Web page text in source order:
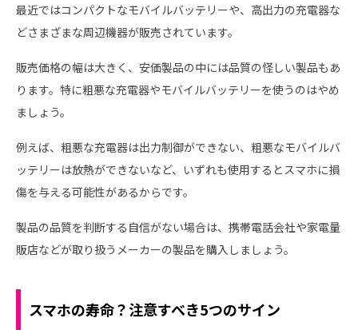
最近ではコンパクトなモバイルバッテリーや、高出力の充電器な
どさまざまな周辺機器が販売されています。
販売価格の幅は大きく、安価製品の中には品質の怪しい製品もあ
ります。特に粗悪な充電器やモバイルバッテリーを使うのはやめ
ましょう。
例えば、粗悪な充電器は出力制御ができない、粗悪なモバイルバ
ッテリーは放熱ができないなど、いずれも使用するとスマホに損
傷を与える可能性があるからです。
製品の品質を判断する自信がない場合は、携帯電話会社や家電量
販店などが取り扱うメーカーの製品を購入しましょう。
スマホの寿命？注意すべき5つのサイン